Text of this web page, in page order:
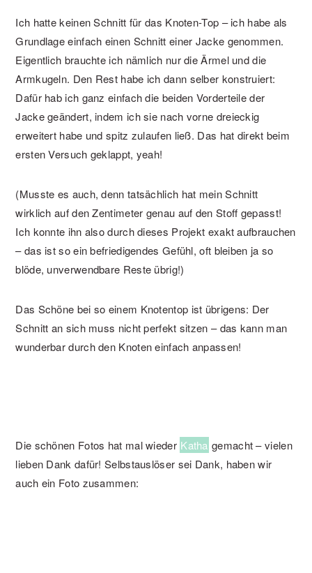
Ich hatte keinen Schnitt für das Knoten-Top – ich habe als
Grundlage einfach einen Schnitt einer Jacke genommen.
Eigentlich brauchte ich nämlich nur die Ärmel und die
Armkugeln. Den Rest habe ich dann selber konstruiert:
Dafür hab ich ganz einfach die beiden Vorderteile der
Jacke geändert, indem ich sie nach vorne dreieckig
erweitert habe und spitz zulaufen ließ. Das hat direkt beim
ersten Versuch geklappt, yeah!
(Musste es auch, denn tatsächlich hat mein Schnitt
wirklich auf den Zentimeter genau auf den Stoff gepasst!
Ich konnte ihn also durch dieses Projekt exakt aufbrauchen
– das ist so ein befriedigendes Gefühl, oft bleiben ja so
blöde, unverwendbare Reste übrig!)
Das Schöne bei so einem Knotentop ist übrigens: Der
Schnitt an sich muss nicht perfekt sitzen – das kann man
wunderbar durch den Knoten einfach anpassen!
Die schönen Fotos hat mal wieder Katha gemacht – vielen
lieben Dank dafür! Selbstauslöser sei Dank, haben wir
auch ein Foto zusammen: